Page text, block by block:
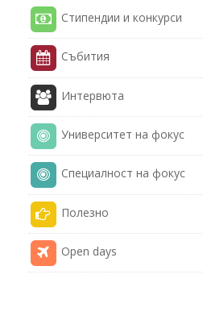
Стипендии и конкурси
Събития
Интервюта
Университет на фокус
Специалност на фокус
Полезнo
Open days